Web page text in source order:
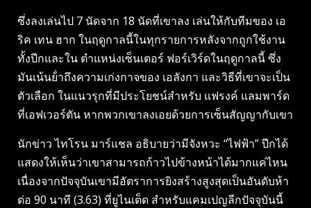
ซึ่งลงเล่นไป 7 นัดจาก 18 นัดที่เขาลง เล่นให้กับทีมของ เอ
ริค เทน ฮาก ในฤดูกาลนี้ในทุกรายการหลังจากถูกใช้งาน
ทั้งปีกและใน ตําแหน่งเซ็นเตอร์ ฟอร์เวิร์ดในฤดูกาลนี้ ซึ่ง
มันเน้นย้ําถึงความเก่งกาจของ เอลังกา และวิธีที่เขาจะเป็น
ตัวเลือก ในแนวรุกที่มีประโยชน์สําหรับ แฟรงค์ แลมพาร์ด
ที่เอฟเวอร์ตัน หากพวกเขาลงเอยด้วยการเซ็นสัญญากับเขา
นักข่าว ไทโรน มาร์แชล อธิบายว่ามีจังหวะ “ไฟฟ้า” ปีกได้
แสดงให้เห็นว่าเขาสามารถก้าวไปข้างหน้าได้มากแค่ไหน
เนื่องจากปัจจุบันเขามีอัตราการยิงสร้างสูงสุดเป็นอันดับห้า
ต่อ 90 นาที (3.63) ที่ยูไนเต็ด สําหรับแคมเปญลีกปัจจุบันนี้